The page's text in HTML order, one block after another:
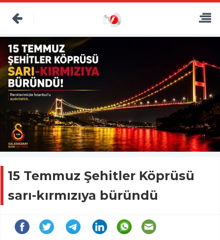
15 Temmuz Şehitler Köprüsü
sarı-kırmızıya büründü